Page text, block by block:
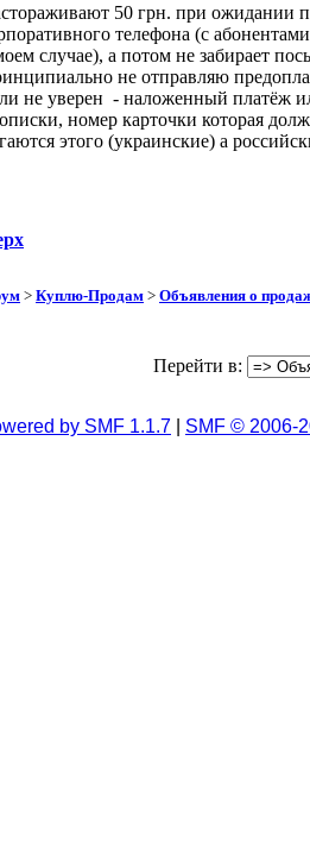
50 грн. при ожидании
телефона (с
случае), а потом не забирает
не отправляю
не уверен - наложенный платёж
номер карточки которая
этого (украинские) а
> Куплю-Продам > Объявления о
Перейти в:
by SMF 1.1.7 SMF © 2006-